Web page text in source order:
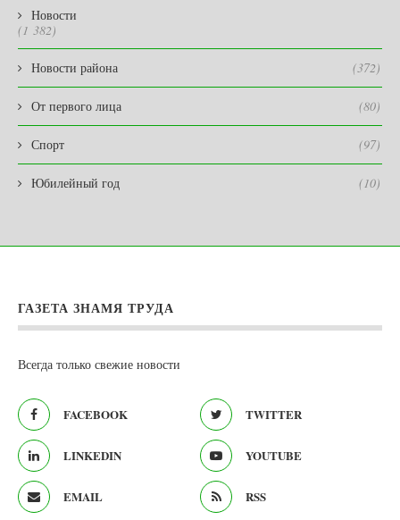
Новости
(1 382)
Новости района (372)
От первого лица (80)
Спорт (97)
Юбилейный год (10)
ГАЗЕТА ЗНАМЯ ТРУДА
Всегда только свежие новости
FACEBOOK TWITTER
LINKEDIN YOUTUBE
EMAIL RSS